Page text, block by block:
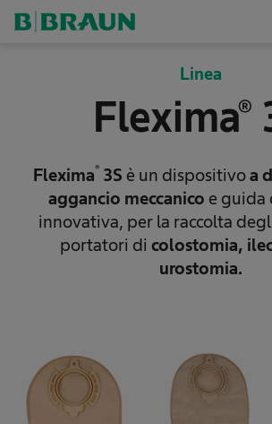
Linea
Flexima®
Flexima® 3S è un dispositivoa
aggancio meccanico e guida
innovativa, per la raccolta
portatori di colostomia,
urostomia.